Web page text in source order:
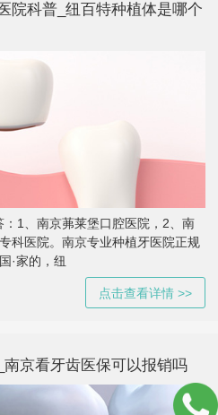
院科普_纽百特种植体是哪个
1、南京茀莱堡口腔医院，2、南
科医院。南京专业种植牙医院正规
·家的，纽
点击查看详情 >>
京看牙齿医保可以报销吗